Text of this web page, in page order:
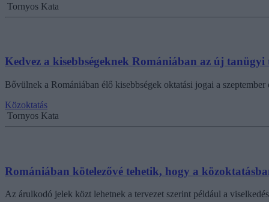
Tornyos Kata
Kedvez a kisebbségeknek Romániában az új tanügyi
Bővülnek a Romániában élő kisebbségek oktatási jogai a
Közoktatás
Tornyos Kata
Romániában kötelezővé tehetik, hogy a
Az árulkodó jelek közt lehetnek a tervezet szerint például a